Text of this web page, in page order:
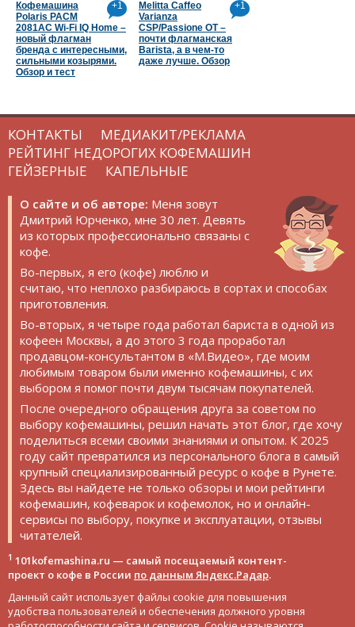
+1
Кофемашина
Polaris PACM
2081AC Wi-Fi IQ Home –
новый флагман
бренда с интересными,
сильными козырями.
Обзор и тест
+1
Melitta Caffeo
Varianza
CSP/Passione OT –
почти флагманская
Barista, а в чем-то
даже лучше. Обзор
КОНТАКТЫ
МЕДИАКИТ/РЕКЛАМА
РЕЙТИНГ НЕДОРОГИХ КОФЕМАШИН
ГЕЙЗЕРНЫЕ
КАПЕЛЬНЫЕ
О сайте и об авторе: Меня зовут
Дмитрий Юрченко, мне 30 лет. Девять
из которых профессионально связаны с
кофе.
Во-первых, я его (кофе) люблю и
считаю, что неплохо разбираюсь в сортах и способах
приготовления.
Во-вторых, я четыре года работал бариста в одной из
кофеен Москвы, а до этого 3 года проработал
продавцом-консультантом в «М.Видео», где моим
любимым товаром были именно кофемашины, с их
выбором я помог почти двум тысячам покупателей.
После очередного обращения друга за советом по
выбору кофемашины, решил начать этот блог, где хочу
поделиться всеми своими знаниями и опытом. К 2025
году сайт превратился из персонального блога в самый
крупный специализированный ресурс о кофе в Рунете.
Здесь вы найдете не только обзоры и мои рейтинги
кофемашин, кофеварок и кофемолок, но и онлайн-
сервисы по выбору, покупке и эксплуатации, отзывы
читателей.
1 101kofemashina.ru — самый посещаемый контент-
проект о кофе в России по данным Яндекс.Радар.
Данный сайт использует файлы cookie для повышения
удобства пользователей и обеспечения должного уровня